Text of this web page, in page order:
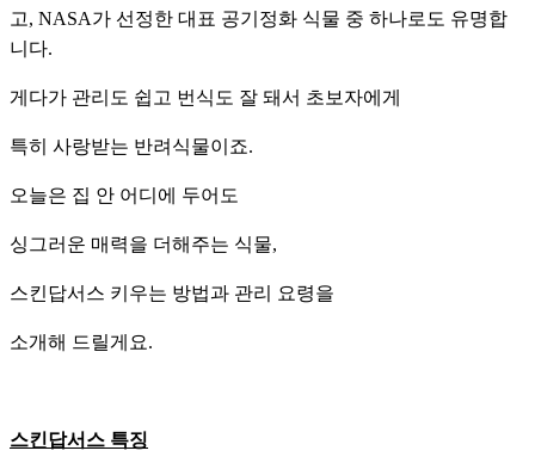
고, NASA가 선정한 대표 공기정화 식물 중 하나로도 유명합
니다.
게다가 관리도 쉽고 번식도 잘 돼서 초보자에게
특히 사랑받는 반려식물이죠.
오늘은 집 안 어디에 두어도
싱그러운 매력을 더해주는 식물,
스킨답서스 키우는 방법과 관리 요령을
소개해 드릴게요.
스킨답서스 특징